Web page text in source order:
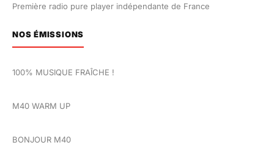
Première radio pure player indépendante de France
NOS ÉMISSIONS
100% MUSIQUE FRAÎCHE !
M40 WARM UP
BONJOUR M40